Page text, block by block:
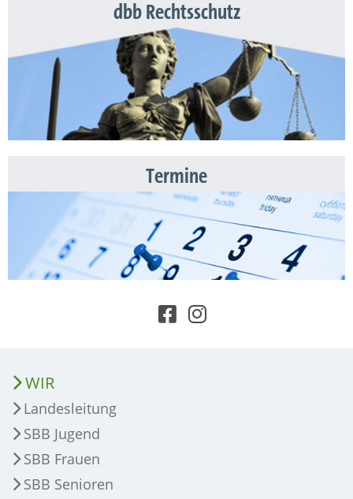
dbb Rechtsschutz
Termine
WIR
Landesleitung
SBB Jugend
SBB Frauen
SBB Senioren